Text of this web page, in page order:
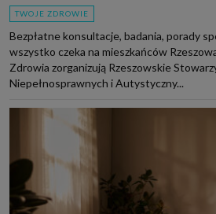
TWOJE ZDROWIE
Bezpłatne konsultacje, badania, porady
wszystko czeka na mieszkańców
Zdrowia zorganizują Rzeszowskie
Niepełnosprawnych i Autystyczny...